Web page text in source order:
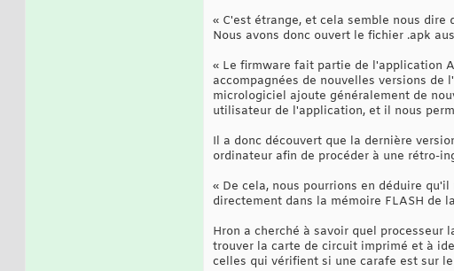
« C'est étrange, et cela semble nous
Nous avons donc ouvert le fichier .apk
« Le firmware fait partie de l'application
accompagnées de nouvelles versions
micrologiciel ajoute généralement de
utilisateur de l'application, et il nous
Il a donc découvert que la dernière
ordinateur afin de procéder à une rétro-
« De cela, nous pourrions en déduire
directement dans la mémoire FLASH de
Hron a cherché à savoir quel
trouver la carte de circuit imprimé et à
celles qui vérifient si une carafe est sur